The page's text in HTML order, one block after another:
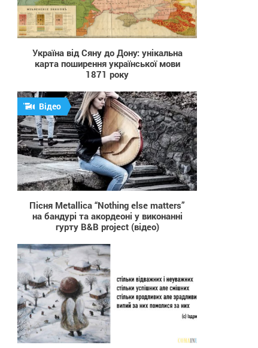
6 470
Україна від Сяну до Дону: унікальна
карта поширення української мови
1871 року
3 465
Відео
Пісня Metallica “Nothing else matters”
на бандурі та акордеоні у виконанні
гурту B&B project (відео)